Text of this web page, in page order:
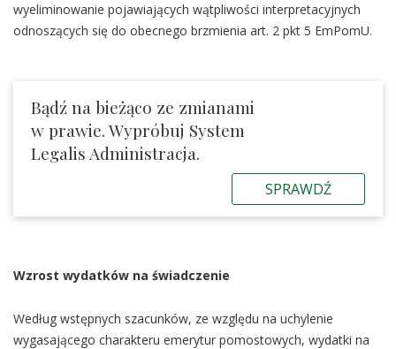
wyeliminowanie pojawiających wątpliwości interpretacyjnych
odnoszących się do obecnego brzmienia art. 2 pkt 5 EmPomU.
Bądź na bieżąco ze zmianami
w prawie. Wypróbuj System
Legalis Administracja.
SPRAWDŹ
Wzrost wydatków na świadczenie
Według wstępnych szacunków, ze względu na uchylenie
wygasającego charakteru emerytur pomostowych, wydatki na